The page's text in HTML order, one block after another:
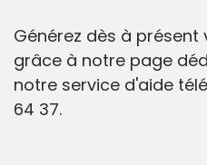
Générez dès à présent
grâce à notre page
notre service d'aide
64 37.